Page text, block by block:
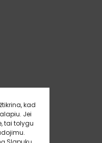
kad
Jei
tai tolygu